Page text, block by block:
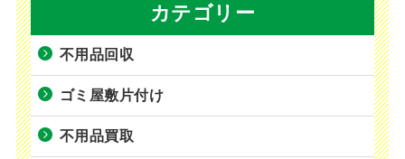
カテゴリー
不用品回収
ゴミ屋敷片付け
不用品買取